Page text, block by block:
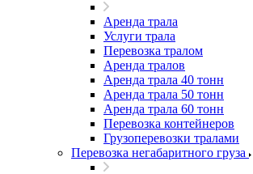
Аренда трала
Услуги трала
Перевозка тралом
Аренда тралов
Аренда трала 40 тонн
Аренда трала 50 тонн
Аренда трала 60 тонн
Перевозка контейнеров
Грузоперевозки тралами
Перевозка негабаритного груза